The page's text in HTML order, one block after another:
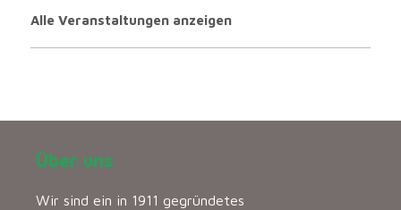
Alle Veranstaltungen anzeigen
Über uns
Wir sind ein in 1911 gegründetes